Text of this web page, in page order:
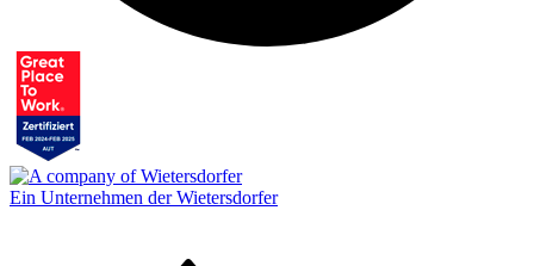
Ein Unternehmen der Wietersdorfer